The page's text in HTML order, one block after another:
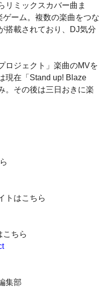
リミックスカバー曲ま
ーム。複数の楽曲をつな
搭載されており、DJ気分
ロジェクト」楽曲のMVを
現在「Stand up! Blaze
。その後は三日おきに楽
トはこちら
こちら
集部